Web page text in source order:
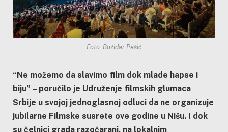
Foto: Božidar Pešić
“Ne možemo da slavimo film dok mlade hapse i
biju” – poručilo je Udruženje filmskih glumaca
Srbije u svojoj jednoglasnoj odluci da ne organizuje
jubilarne Filmske susrete ove godine u Nišu. I dok
su čelnici grada razočarani, na lokalnim